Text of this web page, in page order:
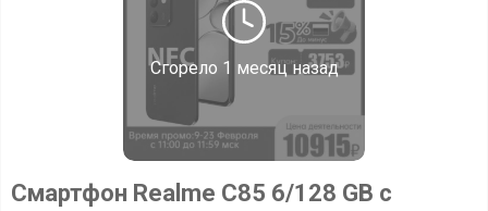
Сгорело 1 месяц назад
Смартфон Realme C85 6/128 GB с